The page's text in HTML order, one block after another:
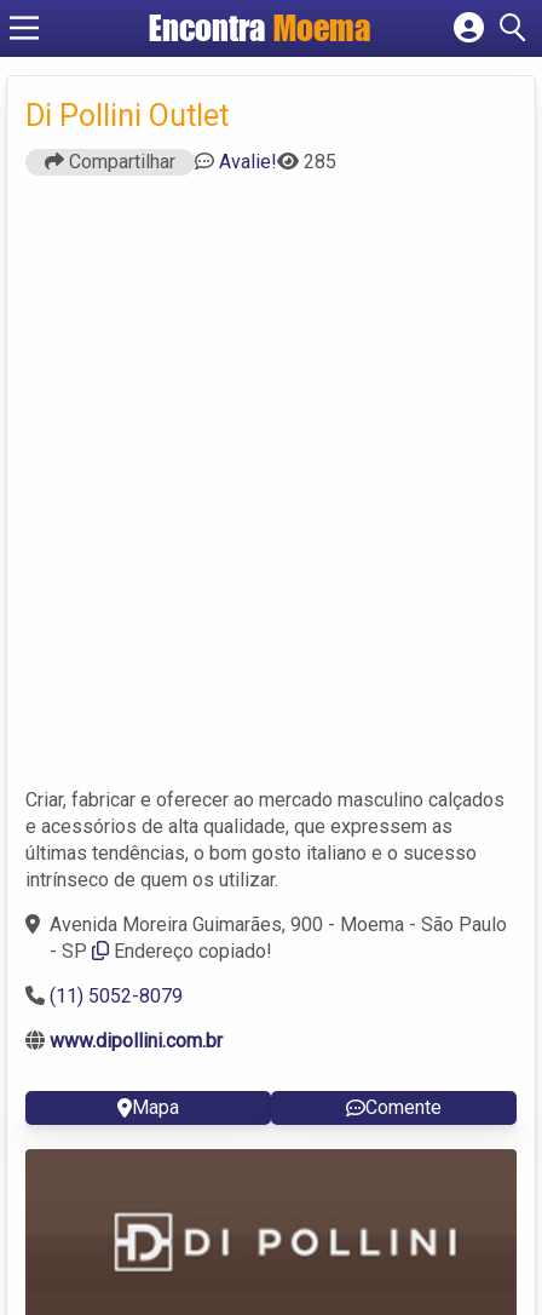
Encontra Moema
Di Pollini Outlet
Compartilhar Avalie! 285
Criar, fabricar e oferecer ao mercado masculino calçados
e acessórios de alta qualidade, que expressem as
últimas tendências, o bom gosto italiano e o sucesso
intrínseco de quem os utilizar.
Avenida Moreira Guimarães, 900 - Moema - São Paulo
- SP
Endereço copiado!
(11) 5052-8079
www.dipollini.com.br
Mapa Comente